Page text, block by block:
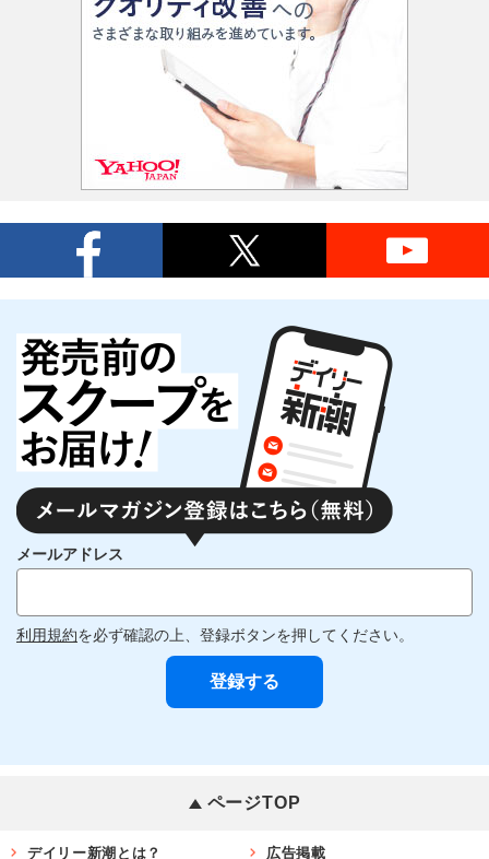
メールアドレス
利用規約を必ず確認の上、登録ボタンを押してください。
ページTOP
デイリー新潮とは？ 広告掲載